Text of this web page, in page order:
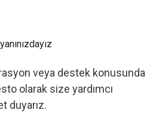
veya destek konusunda
olarak size yardımcı
duyarız.